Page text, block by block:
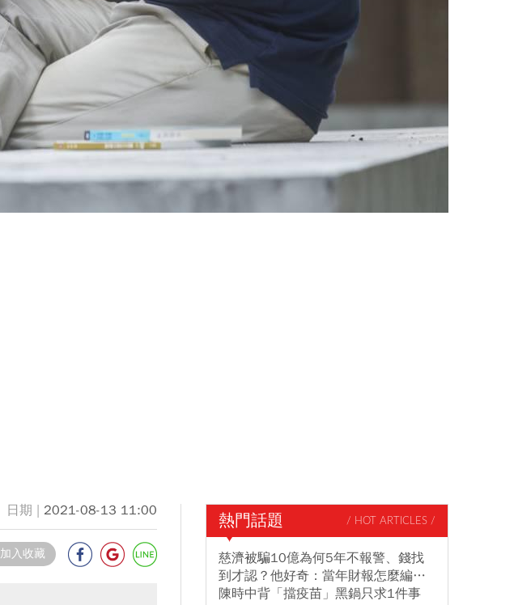
2021-08-13 11:00
加入收藏
熱門話題 / HOT ARTICLES /
慈濟被騙10億為何5年不報警、錢找
到才認？他好奇：當年財報怎麼編…
陳時中背「擋疫苗」黑鍋只求1件事